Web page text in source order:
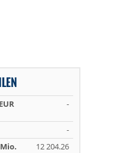
-
-
12 204.26